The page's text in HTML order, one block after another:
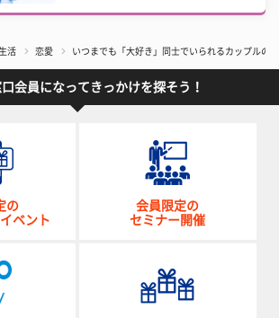
活 恋愛 いつまでも「大好き」同士でいられるカップルの
会員になってきっかけを探そう！
の
ベント
会員限定の
セミナー開催